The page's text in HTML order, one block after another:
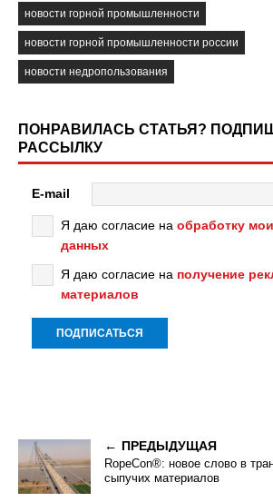
новости горной промышленности
новости горной промышленности россии
новости недропользования
ПОНРАВИЛАСЬ СТАТЬЯ?
РАССЫЛКУ
E-mail
Я даю согласие на обработку
данных
Я даю согласие на получение
материалов
ПРЕДЫДУЩАЯ
RopeCon®: новое слово в
сыпучих материалов